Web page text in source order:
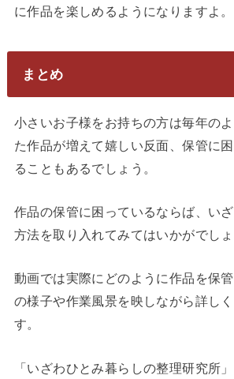
に作品を楽しめるようになりますよ。
まとめ
小さいお子様をお持ちの方は毎年の
た作品が増えて嬉しい反面、保管に
ることもあるでしょう。
作品の保管に困っているならば、い
方法を取り入れてみてはいかがでしょ
動画では実際にどのように作品を保
の様子や作業風景を映しながら詳し
す。
「いざわひとみ暮らしの整理研究所